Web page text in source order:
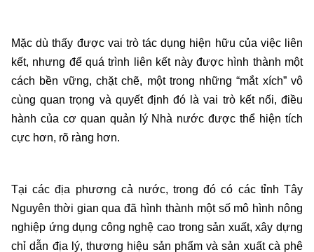
Mặc dù thấy được vai trò tác dụng hiện hữu của việc liên
kết, nhưng để quá trình liên kết này được hình thành một
cách bền vững, chặt chẽ, một trong những “mắt xích” vô
cùng quan trọng và quyết định đó là vai trò kết nối, điều
hành của cơ quan quản lý Nhà nước được thể hiện tích
cực hơn, rõ ràng hơn.
Tại các địa phương cả nước, trong đó có các tỉnh Tây
Nguyên thời gian qua đã hình thành một số mô hình nông
nghiệp ứng dụng công nghệ cao trong sản xuất, xây dựng
chỉ dẫn địa lý, thương hiệu sản phẩm và sản xuất cà phê